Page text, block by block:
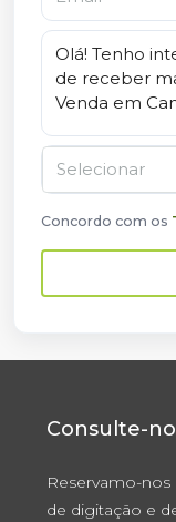
Selecionar
Concordo com os
Consulte-
Reservamo-
de digitação e